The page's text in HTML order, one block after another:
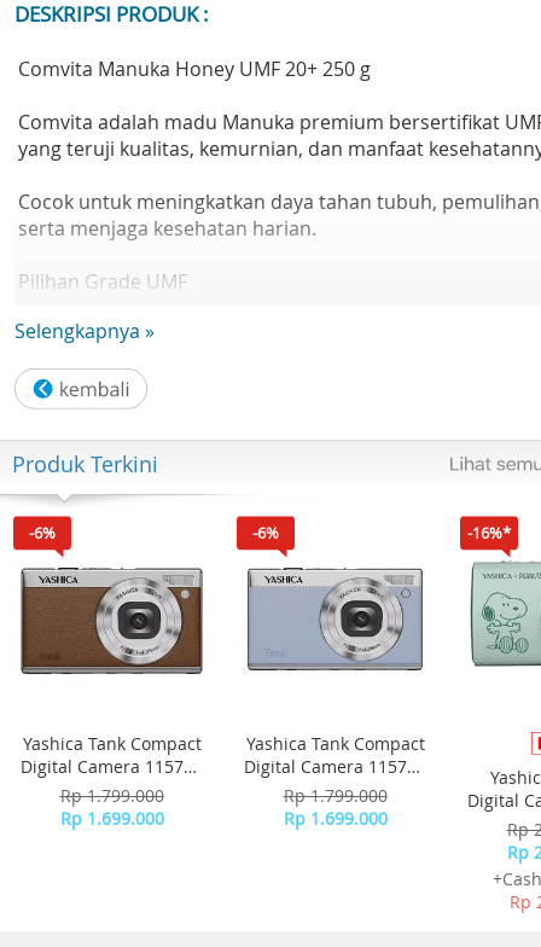
DESKRIPSI PRODUK :
Comvita Manuka Honey UMF 20+ 250 g
Comvita adalah madu Manuka premium bersertifikat
yang teruji kualitas, kemurnian, dan manfaat
Cocok untuk meningkatkan daya tahan tubuh,
serta menjaga kesehatan harian.
Pilihan Grade UMF
UMF™ 5+ : konsumsi harian
UMF™ 10+ : imunitas & antioksidan lebih tinggi
UMF™ 15+ : kesehatan intensif
UMF™ 20+ : manfaat terapeutik tingkat premium
Manfaat Utama Comvita Manuka Honey
- Meningkatkan daya tahan tubuh
- Membantu meredakan sakit tenggorokan dan flu
- Mendukung kesehatan pencernaan
- Mengandung antibakteri alami MGO tinggi
Selengkapnya »
Produk Terkini
-6%
Yashica Tank Compact
Digital Camera 115755
- Brown
Rp 1.799.000
Rp 1.699.000
-6%
Yashica Tank Compact
Digital Camera 115756
- Sky Blue
Rp 1.799.000
Rp 1.699.000
-16%*
Digital
Rp
Rp
Rp